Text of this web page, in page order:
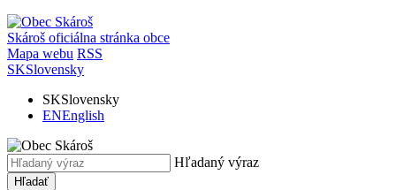
Skároš oficiálna stránka obce
Mapa webu RSS
SKSlovensky
SKSlovensky
ENEnglish
Hľadaný výraz
Hľadať